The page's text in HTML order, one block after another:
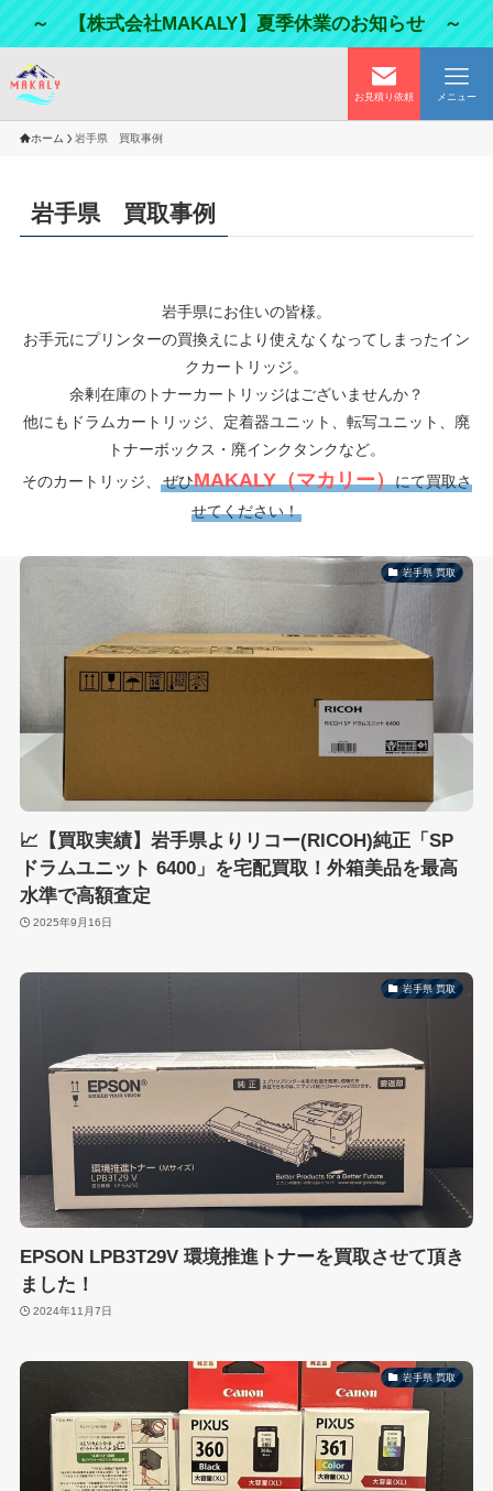
～ 【株式会社MAKALY】夏季休業のお知らせ ～
お見積り依頼 メニュー
ホーム 岩手県 買取事例
岩手県 買取事例
岩手県にお住いの皆様。
お手元にプリンターの買換えにより使えなくなってしまったイン
クカートリッジ。
余剰在庫のトナーカートリッジはございませんか？
他にもドラムカートリッジ、定着器ユニット、転写ユニット、廃
トナーボックス・廃インクタンクなど。
そのカートリッジ、
ぜひMAKALY（マカリー）にて買取さ
せてください！
岩手県 買取
📈【買取実績】岩手県よりリコー(RICOH)純正「SP
ドラムユニット 6400」を宅配買取！外箱美品を最高
水準で高額査定
2025年9月16日
岩手県 買取
EPSON LPB3T29V 環境推進トナーを買取させて頂き
ました！
2024年11月7日
岩手県 買取